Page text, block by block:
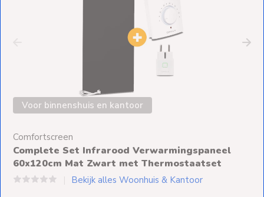
Ventilators
Spoed- en
Weekendleveringen
Voor binnenshuis en kantoor
Comfortscreen
Complete Set Infrarood Verwarmingspaneel
60x120cm Mat Zwart met Thermostaatset
Bekijk alles Woonhuis & Kantoor